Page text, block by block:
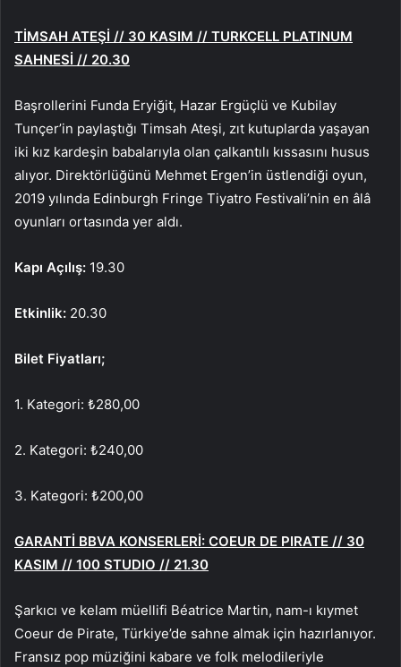
TİMSAH ATEŞİ // 30 KASIM // TURKCELL PLATINUM
SAHNESİ // 20.30
Başrollerini Funda Eryiğit, Hazar Ergüçlü ve Kubilay
Tunçer’in paylaştığı Timsah Ateşi, zıt kutuplarda yaşayan
iki kız kardeşin babalarıyla olan çalkantılı kıssasını husus
alıyor. Direktörlüğünü Mehmet Ergen’in üstlendiği oyun,
2019 yılında Edinburgh Fringe Tiyatro Festivali’nin en âlâ
oyunları ortasında yer aldı.
Kapı Açılış: 19.30
Etkinlik: 20.30
Bilet Fiyatları;
1. Kategori: ₺280,00
2. Kategori: ₺240,00
3. Kategori: ₺200,00
GARANTİ BBVA KONSERLERİ: COEUR DE PIRATE // 30
KASIM // 100 STUDIO // 21.30
Şarkıcı ve kelam müellifi Béatrice Martin, nam-ı kıymet
Coeur de Pirate, Türkiye’de sahne almak için hazırlanıyor.
Fransız pop müziğini kabare ve folk melodileriyle